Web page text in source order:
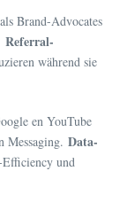
Brand-Advocates
Referral-
während sie
en YouTube
Messaging. Data-
und